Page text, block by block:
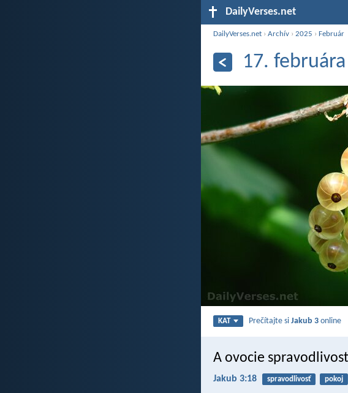
DailyVerses.net
DailyVerses.net ›Archív ›2025 ›Február
17.
KAT Prečítajte siJakub 3 online
A ovocie
Jakub 3:18 spravodlivosť pokoj